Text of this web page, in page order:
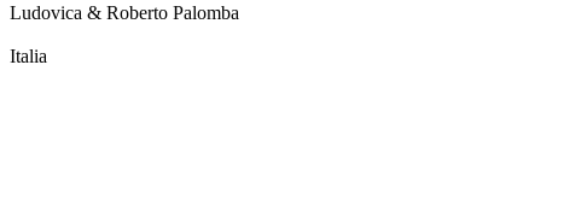
Ludovica & Roberto Palomba
Italia